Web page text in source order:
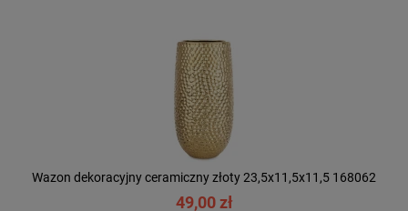
Wazon dekoracyjny ceramiczny złoty 23,5x11,5x11,5 168062
49,00 zł